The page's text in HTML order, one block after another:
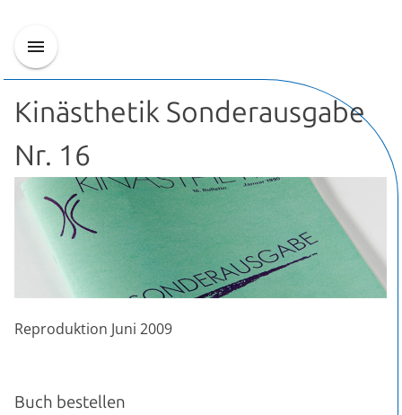
Kinästhetik Sonderausgabe
Nr. 16
Reproduktion Juni 2009
Buch bestellen